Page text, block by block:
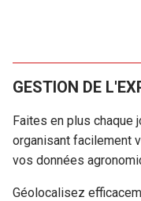
GESTION DE
Faites en plus chaque
organisant facilement
vos données
Géolocalisez